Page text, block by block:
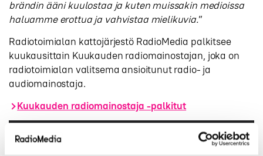
brändin ääni kuulostaa ja kuten muissakin medioissa
haluamme erottua ja vahvistaa mielikuvia.”
Radiotoimialan kattojärjestö RadioMedia palkitsee
kuukausittain Kuukauden radiomainostajan, joka on
radiotoimialan valitsema ansioitunut radio- ja
audiomainostaja.
Kuukauden radiomainostaja -palkitut